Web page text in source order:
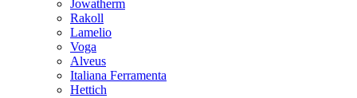
Jowatherm
Rakoll
Lamelio
Voga
Alveus
Italiana Ferramenta
Hettich